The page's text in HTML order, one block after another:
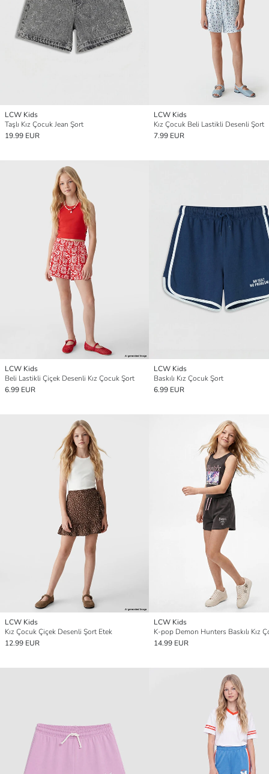
LCW Kids
Taşlı Kız Çocuk Jean Şort
19.99 EUR
LCW Kids
Kız Çocuk Beli Lastikli Desenli Şort
7.99 EUR
LCW Kids
Beli Lastikli Çiçek Desenli Kız Çocuk Şort
6.99 EUR
LCW Kids
Baskılı Kız Çocuk Şort
6.99 EUR
LCW Kids
Kız Çocuk Çiçek Desenli Şort Etek
12.99 EUR
LCW Kids
14.99 EUR